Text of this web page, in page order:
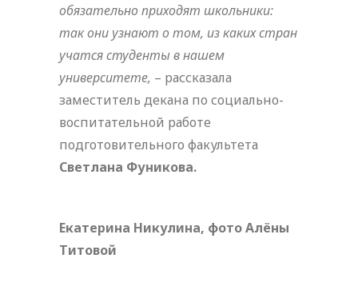
обязательно приходят школьники:
так они узнают о том, из каких стран
учатся студенты в нашем
университете, – рассказала
заместитель декана по социально-
воспитательной работе
подготовительного факультета
Светлана Фуникова.
Екатерина Никулина, фото Алёны
Титовой